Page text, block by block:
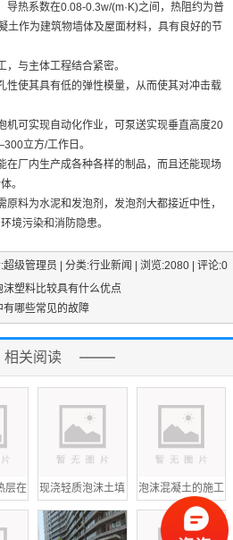
热系数在0.08-0.3w/(m·K)之间，热阻约为普
土作为建筑物墙体及屋面材料，具有良好的节
与主体工程结合紧密。
使其具有低的弹性模量，从而使其对冲击载
可实现自动化作业，可泵送实现垂直高度20
立方/工作日。
厂内生产成各种各样的制品，而且还能现场
。
料为水泥和发泡剂，发泡剂大都接近中性，
境污染和消防隐患。
超级管理员 | 分类:行业新闻 | 浏览:2080 | 评论:0
塑料比较具有什么优点
哪些常见的故障
相关阅读
层在
用
现浇轻质泡沫土填
充技术
泡沫混凝土的施工
工艺